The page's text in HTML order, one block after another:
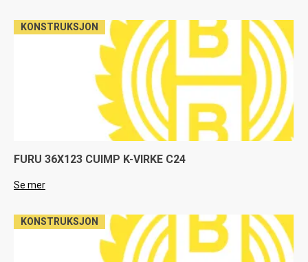
KONSTRUKSJON
FURU 36X123 CUIMP K-VIRKE C24
Se mer
KONSTRUKSJON